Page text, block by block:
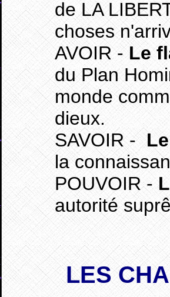
de LA
choses
AVOIR - Le
du Plan
monde
dieux.
SAVOIR -
la
POUVOIR -
autorité
LES